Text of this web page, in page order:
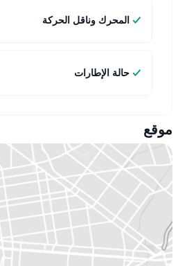
المحرك وناقل الحركة
حالة الإطارات
موقع